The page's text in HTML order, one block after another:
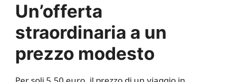
Un’offerta
straordinaria a un
prezzo modesto